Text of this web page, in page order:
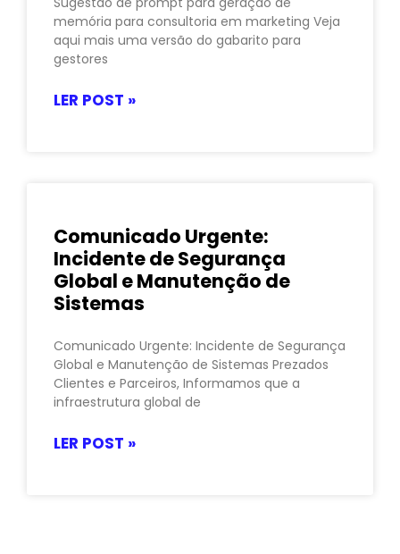
memória para consultoria em marketing Veja
aqui mais uma versão do gabarito para
gestores
LER POST »
Comunicado Urgente:
Incidente de Segurança
Global e Manutenção de
Sistemas
Comunicado Urgente: Incidente de Segurança
Global e Manutenção de Sistemas Prezados
Clientes e Parceiros, Informamos que a
infraestrutura global de
LER POST »